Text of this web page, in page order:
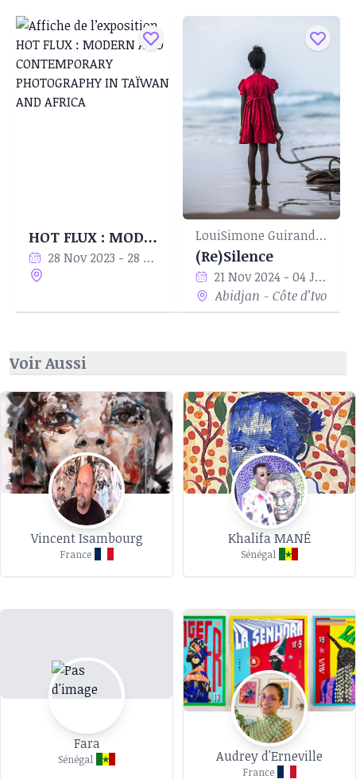
de superhéroïne futuriste était d’ailleurs l’affiche
officielle de l’édition.
HOT FLUX : MODERN AND CONTEMPORARY PHOTOGRAPHY IN TAÏWAN AND AFRICA
28 Nov 2023 - 28 Apr 2024
LouiSimone Guirandou Gallery
(Re)Silence
21 Nov 2024 - 04 Jan 2025
Abidjan - Côte d’Ivoire
Voir Aussi
Vincent Isambourg
France
Khalifa MANÉ
Sénégal
Fara
Sénégal Audrey d'Erneville
France